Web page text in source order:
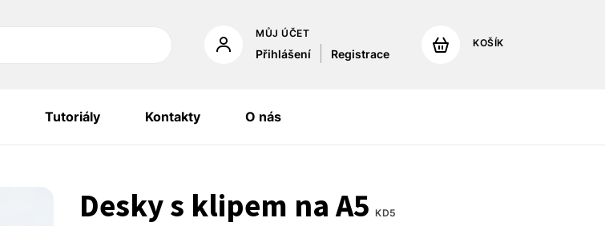
MŮJ ÚČET
Přihlášení Registrace
KOŠÍK
Tutoriály Kontakty O nás
Desky s klipem na A5 KD5